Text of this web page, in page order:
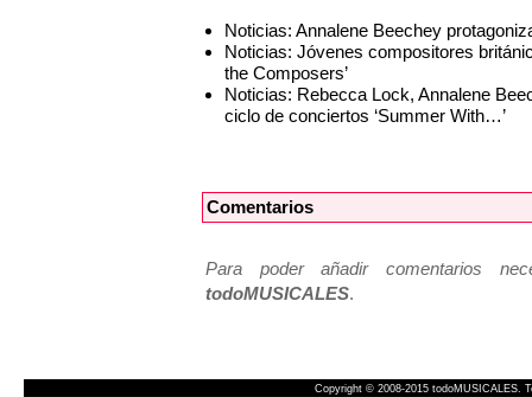
Noticias: Annalene Beechey
Noticias: Jóvenes compositores
the Composers’
Noticias: Rebecca Lock, Annalene
ciclo de conciertos ‘Summer With…’
Comentarios
Para poder añadir comentarios
todoMUSICALES.
Copyright © 2008-2015 todoMUSICALES.